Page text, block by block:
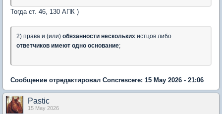
Тогда ст. 46, 130 АПК )
2) права и (или) обязанности нескольких истцов либо
ответчиков имеют одно основание;
Сообщение отредактировал Concrescere: 15 May 2026 - 21:06
Pastic
15 May 2026